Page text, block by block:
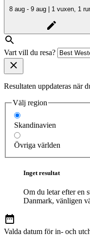
8 aug - 9 aug | 1 vuxen, 1
Vart vill du resa?
Resultaten uppdateras när
Välj region
Skandinavien
Övriga världen
Inget resultat
Om du letar efter en
Danmark, vänligen
Valda datum för in- och